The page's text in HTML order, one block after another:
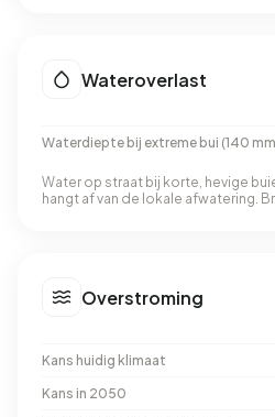
Wateroverlast
Waterdiepte bij extreme bui (140
Water op straat bij korte, hevige
hangt af van de lokale afwatering.
Overstroming
Kans huidig klimaat
Kans in 2050